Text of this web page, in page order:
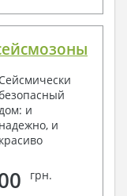
Сейсмически
и
надежно, и
красиво
грн.